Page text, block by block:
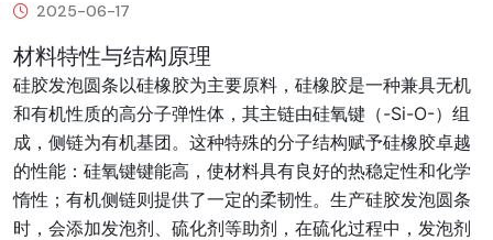
2025-06-17
材料特性与结构原理
硅胶发泡圆条以硅橡胶为主要原料，硅橡胶是一种兼具无机
和有机性质的高分子弹性体，其主链由硅氧键（-Si-O-）组
成，侧链为有机基团。这种特殊的分子结构赋予硅橡胶卓越
的性能：硅氧键键能高，使材料具有良好的热稳定性和化学
惰性；有机侧链则提供了一定的柔韧性。生产硅胶发泡圆条
时，会添加发泡剂、硫化剂等助剂，在硫化过程中，发泡剂